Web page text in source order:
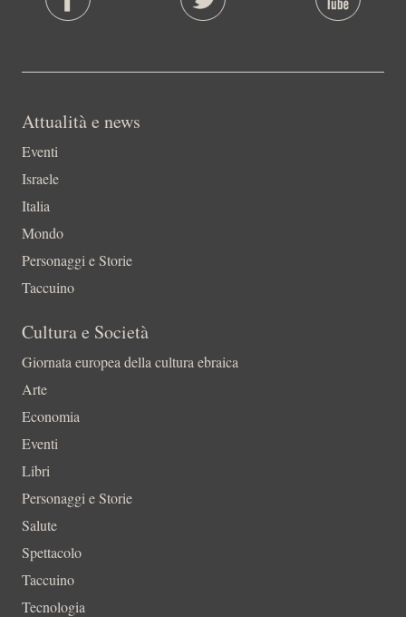
Attualità e news
Eventi
Israele
Italia
Mondo
Personaggi e Storie
Taccuino
Cultura e Società
Giornata europea della cultura ebraica
Arte
Economia
Eventi
Libri
Personaggi e Storie
Salute
Spettacolo
Taccuino
Tecnologia